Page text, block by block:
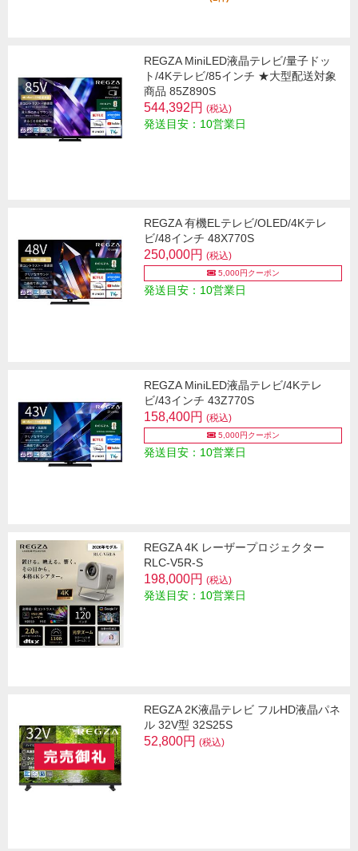
REGZA MiniLED液晶テレビ/量子ドッ
ト/4Kテレビ/85インチ ★大型配送対象
商品 85Z890S
544,392円 (税込)
発送目安：10営業日
REGZA 有機ELテレビ/OLED/4Kテレ
ビ/48インチ 48X770S
250,000円 (税込)
5,000円クーポン
発送目安：10営業日
REGZA MiniLED液晶テレビ/4Kテレ
ビ/43インチ 43Z770S
158,400円 (税込)
5,000円クーポン
発送目安：10営業日
REGZA 4K レーザープロジェクター
RLC-V5R-S
198,000円 (税込)
発送目安：10営業日
REGZA 2K液晶テレビ フルHD液晶パネ
ル 32V型 32S25S
52,800円 (税込)